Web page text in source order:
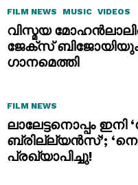
FILM NEWS MUSIC VIDEOS
വിസ്മയ
ജേക്സ് ബിജോയിയും
ഗാനമെത്തി
FILM NEWS
ലാലേട്ടനൊപ്പം ഇനി
ബ്രില്ല്യൻസ്’;
പ്രഖ്യാപിച്ചു!